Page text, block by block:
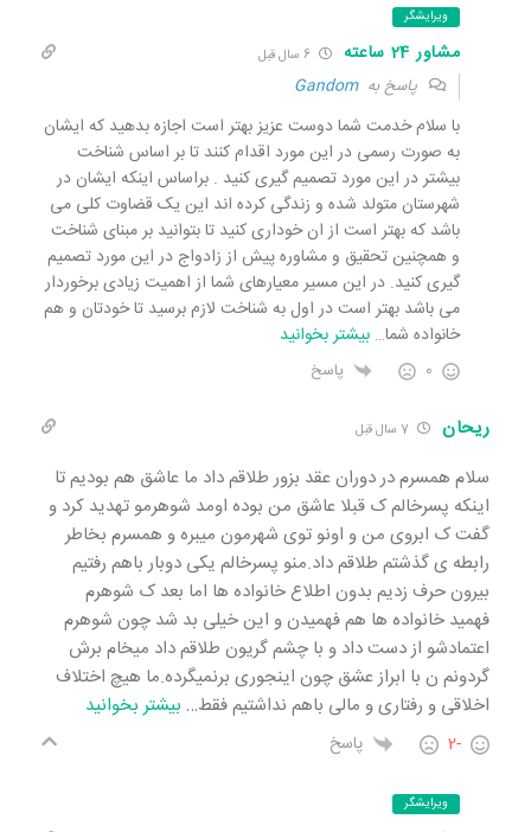
ویرایشگر
مشاور 24 ساعته 6 سال قبل
پاسخ بهGandom
با سلام خدمت شما دوست عزیز بهتر است اجازه بدهید که ایشان
به صورت رسمی در این مورد اقدام کنند تا بر اساس شناخت
بیشتر در این مورد تصمیم گیری کنید . براساس اینکه ایشان در
شهرستان متولد شده و زندگی کرده اند این یک قضاوت کلی می
باشد که بهتر است از ان خوداری کنید تا بتوانید بر مبنای شناخت
و همچنین تحقیق و مشاوره پیش از زادواج در این مورد تصمیم
گیری کنید. در این مسیر معیارهای شما از اهمیت زیادی برخوردار
می باشد بهتر است در اول به شناخت لازم برسید تا خودتان و هم
خانواده شما… بیشتر بخوانید
0 پاسخ
ریحان
سلام همسرم در دوران عقد بزور طلاقم داد ما عاشق هم بودیم تا
اینکه پسرخالم ک قبلا عاشق من بوده اومد شوهرمو تهدید کرد و
گفت ک ابروی من و اونو توی شهرمون میبره و همسرم بخاطر
رابطه ی گذشتم طلاقم داد.منو پسرخالم یکی دوبار باهم رفتیم
بیرون حرف زدیم بدون اطلاع خانواده ها اما بعد ک شوهرم
فهمید خانواده ها هم فهمیدن و این خیلی بد شد چون شوهرم
اعتمادشو از دست داد و با چشم گریون طلاقم داد میخام برش
گردونم ن با ابراز عشق چون اینجوری برنمیگرده.ما هیچ اختلاف
اخلاقی و رفتاری و مالی باهم نداشتیم فقط… بیشتر بخوانید
-2 پاسخ
ویرایشگر